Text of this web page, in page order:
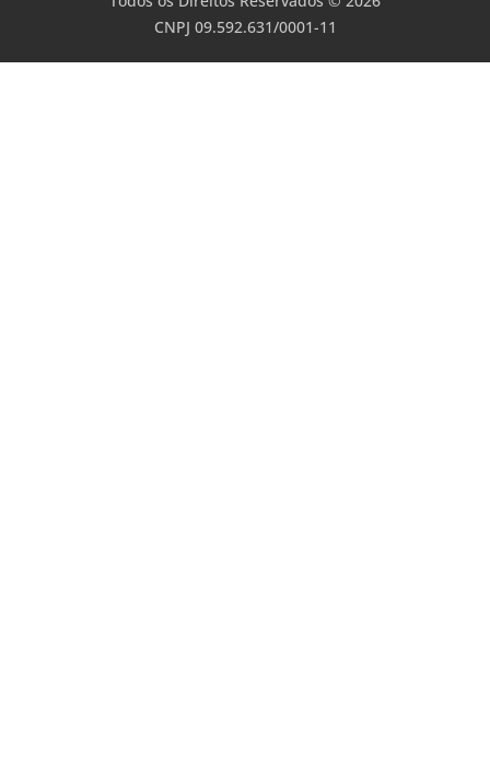
CNPJ 09.592.631/0001-11